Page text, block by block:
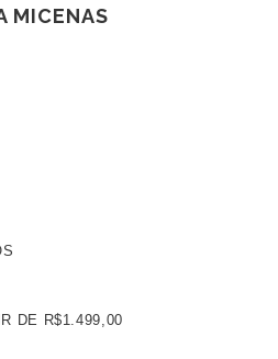
MICENAS
DE R$1.499,00